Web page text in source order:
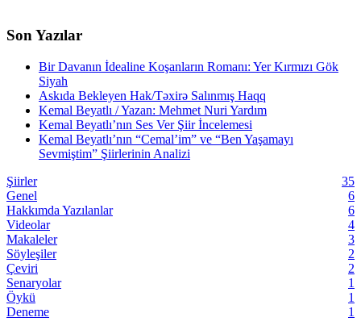
Son Yazılar
Bir Davanın İdealine Koşanların Romanı: Yer Kırmızı Gök
Siyah
Askıda Bekleyen Hak/Təxirə Salınmış Haqq
Kemal Beyatlı / Yazan: Mehmet Nuri Yardım
Kemal Beyatlı’nın Ses Ver Şiir İncelemesi
Kemal Beyatlı’nın “Cemal’im” ve “Ben Yaşamayı
Sevmiştim” Şiirlerinin Analizi
Şiirler
35
Genel
6
Hakkımda Yazılanlar
6
Videolar
4
Makaleler
3
Söyleşiler
2
Çeviri
2
Senaryolar
1
Öykü
1
Deneme
1